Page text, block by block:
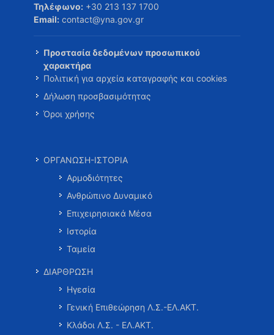
Τηλέφωνο: +30 213 137 1700
Email: contact@yna.gov.gr
Προστασία δεδομένων προσωπικού
χαρακτήρα
Πολιτική για αρχεία καταγραφής και cookies
Δήλωση προσβασιμότητας
Όροι χρήσης
ΟΡΓΑΝΩΣΗ-ΙΣΤΟΡΙΑ
Αρμοδιότητες
Ανθρώπινο Δυναμικό
Επιχειρησιακά Μέσα
Ιστορία
Ταμεία
ΔΙΑΡΘΡΩΣΗ
Ηγεσία
Γενική Επιθεώρηση Λ.Σ.-ΕΛ.ΑΚΤ.
Κλάδοι Λ.Σ. - ΕΛ.ΑΚΤ.